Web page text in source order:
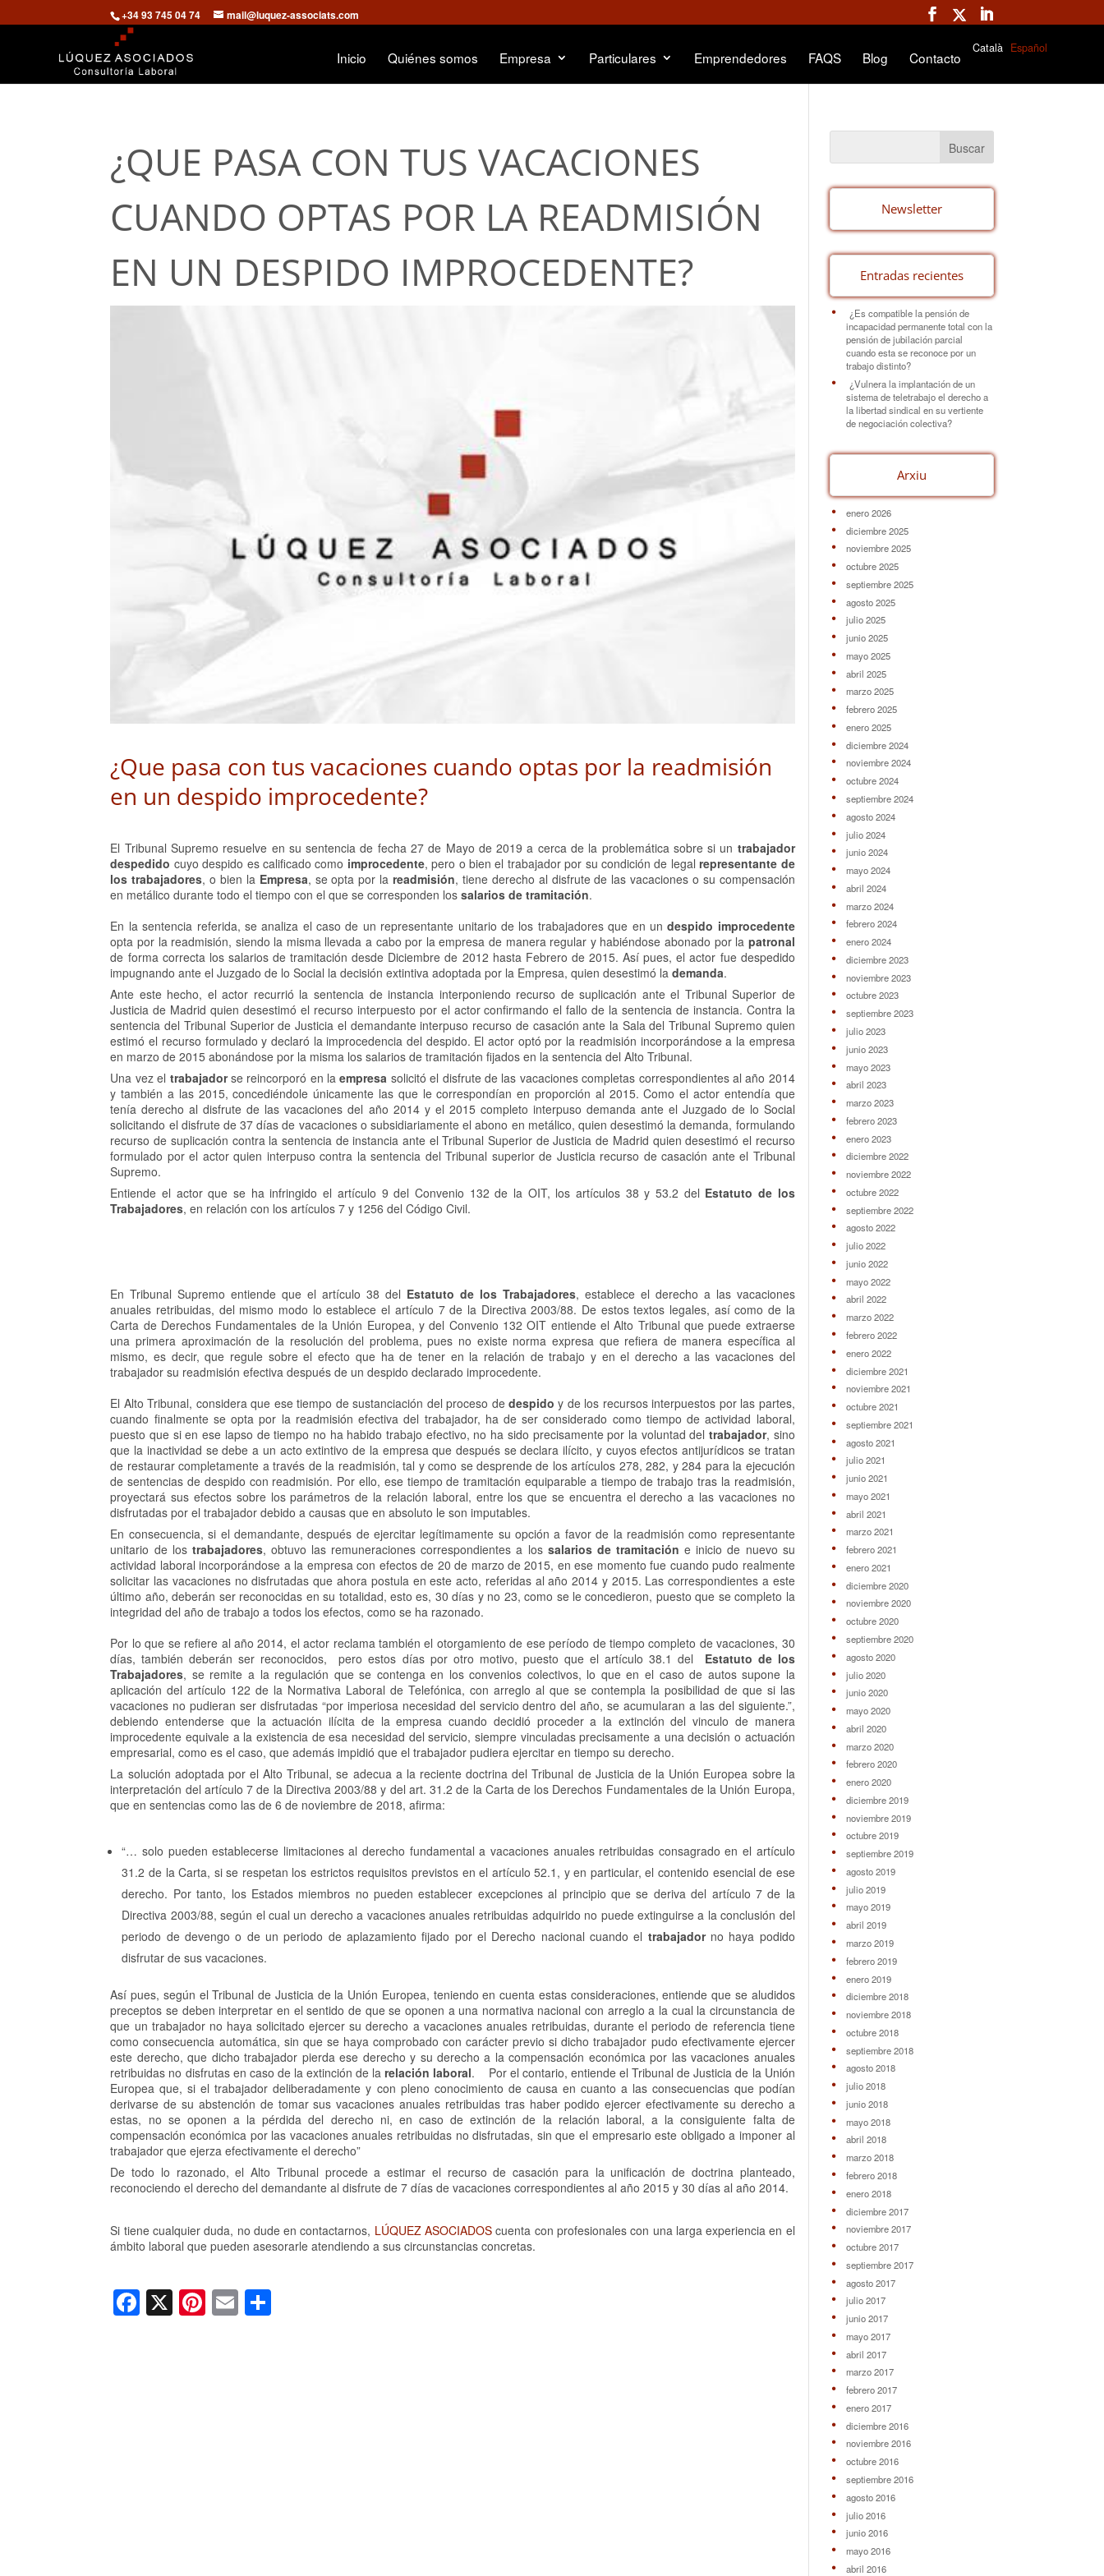
+34 93 745 04 74 mail@luquez-associats.com
Inicio Quiénes somos Empresa Particulares Emprendedores FAQS Blog Contacto
Català Español
¿QUE PASA CON TUS VACACIONES
CUANDO OPTAS POR LA READMISIÓN
EN UN DESPIDO IMPROCEDENTE?
¿Que pasa con tus vacaciones cuando optas por la readmisión
en un despido improcedente?
El Tribunal Supremo resuelve en su sentencia de fecha 27 de Mayo de 2019 a cerca de la problemática sobre si un trabajador
despedido cuyo despido es calificado como improcedente, pero o bien el trabajador por su condición de legal representante de
los trabajadores, o bien la Empresa, se opta por la readmisión, tiene derecho al disfrute de las vacaciones o su compensación
en metálico durante todo el tiempo con el que se corresponden lossalarios de tramitación.
En la sentencia referida, se analiza el caso de un representante unitario de los trabajadores que en undespido improcedente
opta por la readmisión, siendo la misma llevada a cabo por la empresa de manera regular y habiéndose abonado por la patronal
de forma correcta los salarios de tramitación desde Diciembre de 2012 hasta Febrero de 2015. Así pues, el actor fue despedido
impugnando ante el Juzgado de lo Social la decisión extintiva adoptada por la Empresa, quien desestimó lademanda.
Ante este hecho, el actor recurrió la sentencia de instancia interponiendo recurso de suplicación ante el Tribunal Superior de
Justicia de Madrid quien desestimó el recurso interpuesto por el actor confirmando el fallo de la sentencia de instancia. Contra la
sentencia del Tribunal Superior de Justicia el demandante interpuso recurso de casación ante la Sala del Tribunal Supremo quien
estimó el recurso formulado y declaró la improcedencia del despido. El actor optó por la readmisión incorporándose a la empresa
en marzo de 2015 abonándose por la misma los salarios de tramitación fijados en la sentencia del Alto Tribunal.
Una vez el trabajadorse reincorporó en laempresa solicitó el disfrute de las vacaciones completas correspondientes al año 2014
y también a las 2015, concediéndole únicamente las que le correspondían en proporción al 2015. Como el actor entendía que
tenía derecho al disfrute de las vacaciones del año 2014 y el 2015 completo interpuso demanda ante el Juzgado de lo Social
solicitando el disfrute de 37 días de vacaciones o subsidiariamente el abono en metálico, quien desestimó la demanda, formulando
recurso de suplicación contra la sentencia de instancia ante el Tribunal Superior de Justicia de Madrid quien desestimó el recurso
formulado por el actor quien interpuso contra la sentencia del Tribunal superior de Justicia recurso de casación ante el Tribunal
Supremo.
Entiende el actor que se ha infringido el artículo 9 del Convenio 132 de la OIT, los artículos 38 y 53.2 del Estatuto de los
Trabajadores, en relación con los artículos 7 y 1256 del Código Civil.
En Tribunal Supremo entiende que el artículo 38 del Estatuto de los Trabajadores, establece el derecho a las vacaciones
anuales retribuidas, del mismo modo lo establece el artículo 7 de la Directiva 2003/88. De estos textos legales, así como de la
Carta de Derechos Fundamentales de la Unión Europea, y del Convenio 132 OIT entiende el Alto Tribunal que puede extraerse
una primera aproximación de la resolución del problema, pues no existe norma expresa que refiera de manera específica al
mismo, es decir, que regule sobre el efecto que ha de tener en la relación de trabajo y en el derecho a las vacaciones del
trabajador su readmisión efectiva después de un despido declarado improcedente.
El Alto Tribunal, considera que ese tiempo de sustanciación del proceso de despido y de los recursos interpuestos por las partes,
cuando finalmente se opta por la readmisión efectiva del trabajador, ha de ser considerado como tiempo de actividad laboral,
puesto que si en ese lapso de tiempo no ha habido trabajo efectivo, no ha sido precisamente por la voluntad del trabajador, sino
que la inactividad se debe a un acto extintivo de la empresa que después se declara ilícito, y cuyos efectos antijurídicos se tratan
de restaurar completamente a través de la readmisión, tal y como se desprende de los artículos 278, 282, y 284 para la ejecución
de sentencias de despido con readmisión. Por ello, ese tiempo de tramitación equiparable a tiempo de trabajo tras la readmisión,
proyectará sus efectos sobre los parámetros de la relación laboral, entre los que se encuentra el derecho a las vacaciones no
disfrutadas por el trabajador debido a causas que en absoluto le son imputables.
En consecuencia, si el demandante, después de ejercitar legítimamente su opción a favor de la readmisión como representante
unitario de los trabajadores, obtuvo las remuneraciones correspondientes a los salarios de tramitación e inicio de nuevo su
actividad laboral incorporándose a la empresa con efectos de 20 de marzo de 2015, en ese momento fue cuando pudo realmente
solicitar las vacaciones no disfrutadas que ahora postula en este acto, referidas al año 2014 y 2015. Las correspondientes a este
último año, deberán ser reconocidas en su totalidad, esto es, 30 días y no 23, como se le concedieron, puesto que se completo la
integridad del año de trabajo a todos los efectos, como se ha razonado.
Por lo que se refiere al año 2014, el actor reclama también el otorgamiento de ese período de tiempo completo de vacaciones, 30
días, también deberán ser reconocidos, pero estos días por otro motivo, puesto que el artículo 38.1 del Estatuto de los
Trabajadores, se remite a la regulación que se contenga en los convenios colectivos, lo que en el caso de autos supone la
aplicación del artículo 122 de la Normativa Laboral de Telefónica, con arreglo al que se contempla la posibilidad de que si las
vacaciones no pudieran ser disfrutadas “por imperiosa necesidad del servicio dentro del año, se acumularan a las del siguiente.”,
debiendo entenderse que la actuación ilícita de la empresa cuando decidió proceder a la extinción del vinculo de manera
improcedente equivale a la existencia de esa necesidad del servicio, siempre vinculadas precisamente a una decisión o actuación
empresarial, como es el caso, que además impidió que el trabajador pudiera ejercitar en tiempo su derecho.
La solución adoptada por el Alto Tribunal, se adecua a la reciente doctrina del Tribunal de Justicia de la Unión Europea sobre la
interpretación del artículo 7 de la Directiva 2003/88 y del art. 31.2 de la Carta de los Derechos Fundamentales de la Unión Europa,
que en sentencias como las de 6 de noviembre de 2018, afirma:
“… solo pueden establecerse limitaciones al derecho fundamental a vacaciones anuales retribuidas consagrado en el artículo
31.2 de la Carta, si se respetan los estrictos requisitos previstos en el artículo 52.1, y en particular, el contenido esencial de ese
derecho. Por tanto, los Estados miembros no pueden establecer excepciones al principio que se deriva del artículo 7 de la
Directiva 2003/88, según el cual un derecho a vacaciones anuales retribuidas adquirido no puede extinguirse a la conclusión del
periodo de devengo o de un periodo de aplazamiento fijado por el Derecho nacional cuando el trabajadorno haya podido
disfrutar de sus vacaciones.
Así pues, según el Tribunal de Justicia de la Unión Europea, teniendo en cuenta estas consideraciones, entiende que se aludidos
preceptos se deben interpretar en el sentido de que se oponen a una normativa nacional con arreglo a la cual la circunstancia de
que un trabajador no haya solicitado ejercer su derecho a vacaciones anuales retribuidas, durante el periodo de referencia tiene
como consecuencia automática, sin que se haya comprobado con carácter previo si dicho trabajador pudo efectivamente ejercer
este derecho, que dicho trabajador pierda ese derecho y su derecho a la compensación económica por las vacaciones anuales
retribuidas no disfrutas en caso de la extinción de la relación laboral. Por el contario, entiende el Tribunal de Justicia de la Unión
Europea que, si el trabajador deliberadamente y con pleno conocimiento de causa en cuanto a las consecuencias que podían
derivarse de su abstención de tomar sus vacaciones anuales retribuidas tras haber podido ejercer efectivamente su derecho a
estas, no se oponen a la pérdida del derecho ni, en caso de extinción de la relación laboral, a la consiguiente falta de
compensación económica por las vacaciones anuales retribuidas no disfrutadas, sin que el empresario este obligado a imponer al
trabajador que ejerza efectivamente el derecho”
De todo lo razonado, el Alto Tribunal procede a estimar el recurso de casación para la unificación de doctrina planteado,
reconociendo el derecho del demandante al disfrute de 7 días de vacaciones correspondientes al año 2015 y 30 días al año 2014.
Si tiene cualquier duda, no dude en contactarnos, LÚQUEZ ASOCIADOS cuenta con profesionales con una larga experiencia en el
ámbito laboral que pueden asesorarle atendiendo a sus circunstancias concretas.
F X Pi E
Newsletter
Entradas recientes
¿Es compatible la pensión de
incapacidad permanente total con la
pensión de jubilación parcial
cuando esta se reconoce por un
trabajo distinto?
¿Vulnera la implantación de un
sistema de teletrabajo el derecho a
la libertad sindical en su vertiente
de negociación colectiva?
Arxiu
enero 2026
diciembre 2025
noviembre 2025
octubre 2025
septiembre 2025
agosto 2025
julio 2025
junio 2025
mayo 2025
abril 2025
marzo 2025
febrero 2025
enero 2025
diciembre 2024
noviembre 2024
octubre 2024
septiembre 2024
agosto 2024
julio 2024
junio 2024
mayo 2024
abril 2024
marzo 2024
febrero 2024
enero 2024
diciembre 2023
noviembre 2023
octubre 2023
septiembre 2023
julio 2023
junio 2023
mayo 2023
abril 2023
marzo 2023
febrero 2023
enero 2023
diciembre 2022
noviembre 2022
octubre 2022
septiembre 2022
agosto 2022
julio 2022
junio 2022
mayo 2022
abril 2022
marzo 2022
febrero 2022
enero 2022
diciembre 2021
noviembre 2021
octubre 2021
septiembre 2021
agosto 2021
julio 2021
junio 2021
mayo 2021
abril 2021
marzo 2021
febrero 2021
enero 2021
diciembre 2020
noviembre 2020
octubre 2020
septiembre 2020
agosto 2020
julio 2020
junio 2020
mayo 2020
abril 2020
marzo 2020
febrero 2020
enero 2020
diciembre 2019
noviembre 2019
octubre 2019
septiembre 2019
agosto 2019
julio 2019
mayo 2019
abril 2019
marzo 2019
febrero 2019
enero 2019
diciembre 2018
noviembre 2018
octubre 2018
septiembre 2018
agosto 2018
julio 2018
junio 2018
mayo 2018
abril 2018
marzo 2018
febrero 2018
enero 2018
diciembre 2017
noviembre 2017
octubre 2017
septiembre 2017
agosto 2017
julio 2017
junio 2017
mayo 2017
abril 2017
marzo 2017
febrero 2017
enero 2017
diciembre 2016
noviembre 2016
octubre 2016
septiembre 2016
agosto 2016
julio 2016
junio 2016
mayo 2016
abril 2016